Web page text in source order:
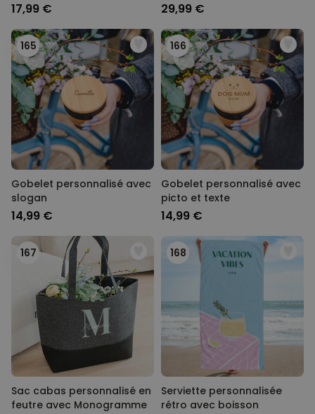
17,99 € 29,99 €
165
Gobelet personnalisé avec
slogan
14,99 €
166
Gobelet personnalisé avec
picto et texte
14,99 €
167
Sac cabas personnalisé en
feutre avec Monogramme
168
Serviette personnalisée
rétro avec boisson